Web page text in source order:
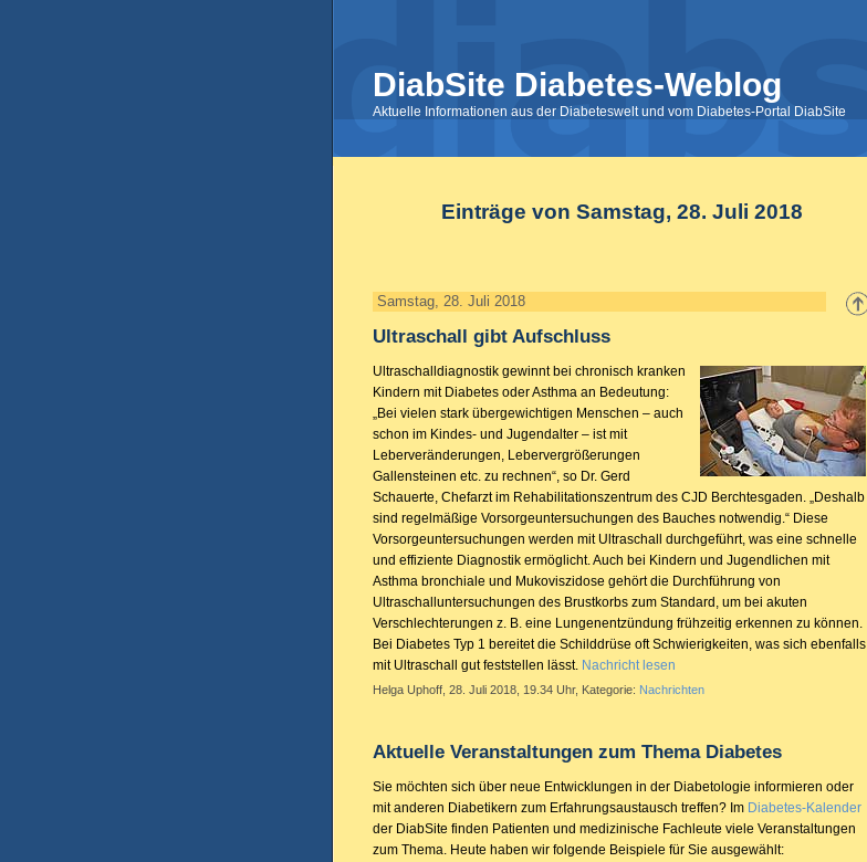
DiabSite Diabetes-Weblog
Aktuelle Informationen aus der Diabeteswelt und vom Diabetes-Portal DiabSite
Einträge von Samstag, 28. Juli 2018
Samstag, 28. Juli 2018
Ultraschall gibt Aufschluss
Ultraschalldiagnostik gewinnt bei chronisch kranken
Kindern mit Diabetes oder Asthma an Bedeutung:
„Bei vielen stark übergewichtigen Menschen – auch
schon im Kindes- und Jugendalter – ist mit
Leberveränderungen, Lebervergrößerungen
Gallensteinen etc. zu rechnen“, so Dr. Gerd
Schauerte, Chefarzt im Rehabilitationszentrum des CJD Berchtesgaden. „Deshalb
sind regelmäßige Vorsorgeuntersuchungen des Bauches notwendig.“ Diese
Vorsorgeuntersuchungen werden mit Ultraschall durchgeführt, was eine schnelle
und effiziente Diagnostik ermöglicht. Auch bei Kindern und Jugendlichen mit
Asthma bronchiale und Mukoviszidose gehört die Durchführung von
Ultraschalluntersuchungen des Brustkorbs zum Standard, um bei akuten
Verschlechterungen z. B. eine Lungenentzündung frühzeitig erkennen zu können.
Bei Diabetes Typ 1 bereitet die Schilddrüse oft Schwierigkeiten, was sich ebenfalls
mit Ultraschall gut feststellen lässt. Nachricht lesen
Helga Uphoff, 28. Juli 2018, 19.34 Uhr, Kategorie: Nachrichten
Aktuelle Veranstaltungen zum Thema Diabetes
Sie möchten sich über neue Entwicklungen in der Diabetologie informieren oder
mit anderen Diabetikern zum Erfahrungsaustausch treffen? Im Diabetes-Kalender
der DiabSite finden Patienten und medizinische Fachleute viele Veranstaltungen
zum Thema. Heute haben wir folgende Beispiele für Sie ausgewählt: